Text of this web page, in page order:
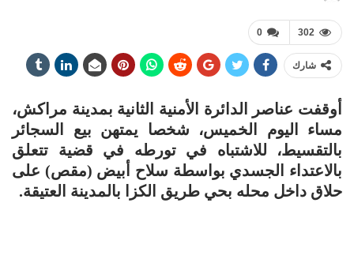
0 302
شارك
أوقفت عناصر الدائرة الأمنية الثانية بمدينة مراكش،
مساء اليوم الخميس، شخصا يمتهن بيع السجائر
بالتقسيط، للاشتباه في تورطه في قضية تتعلق
بالاعتداء الجسدي بواسطة سلاح أبيض (مقص) على
حلاق داخل محله بحي طريق الكزا بالمدينة العتيقة.